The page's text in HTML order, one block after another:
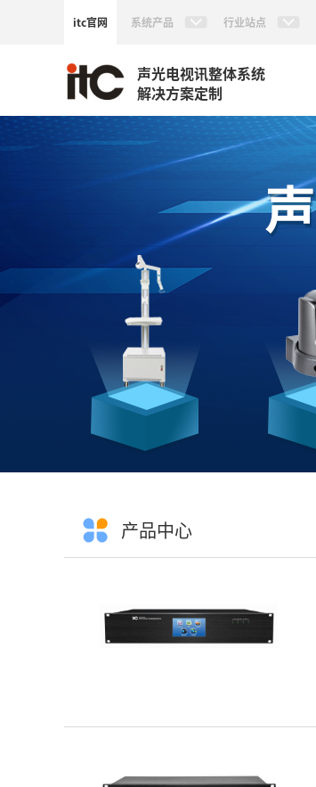
itc官网 系统产品 行业站点
声光电视讯整体系统
解决方案定制
产品中心